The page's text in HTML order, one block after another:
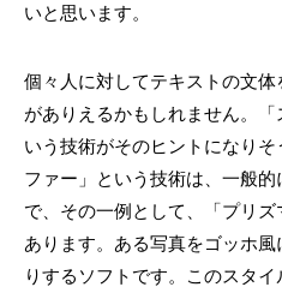
いと思います。
個々人に対してテキストの文
がありえるかもしれません。
いう技術がそのヒントになり
ファー」という技術は、一般
で、その一例として、「プリ
あります。ある写真をゴッホ
りするソフトです。このスタ